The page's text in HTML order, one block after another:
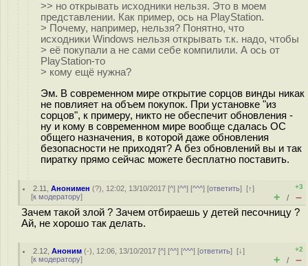
>> но открывать исходники нельзя. Это в моем
представлении. Как пример, ось на PlayStation.
> Почему, например, нельзя? Понятно, что
исходники Windows нельзя открывать т.к. надо, чтобы
> её покупали а не сами себе компилили. А ось от
PlayStation-то
> кому ещё нужна?
Эм. В современном мире открытие сорцов винды никак
не повлияет на объем покупок. При установке "из
сорцов", к примеру, никто не обеспечит обновления -
ну и кому в современном мире вообще сдалась ОС
общего назначения, в которой даже обновления
безопасности не приходят? А без обновлений вы и так
пиратку прямо сейчас можете бесплатно поставить.
2.11 ,Анонимен (?), 12:02, 13/10/2017 [^] [^^] [^^^] [ответить][↑]
[к модератору]
+3
+ / –
Зачем такой злой ? Зачем отбираешь у детей песочницу ?
Ай, не хорошо так делать.
2.12 ,Аноним (-), 12:06, 13/10/2017 [^] [^^] [^^^] [ответить][↓]
[к модератору]
+2
+ / –